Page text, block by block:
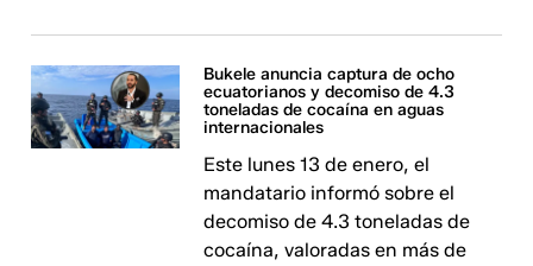
Bukele anuncia captura de ocho
ecuatorianos y decomiso de 4.3
toneladas de cocaína en aguas
internacionales
Este lunes 13 de enero, el
mandatario informó sobre el
decomiso de 4.3 toneladas de
cocaína, valoradas en más de